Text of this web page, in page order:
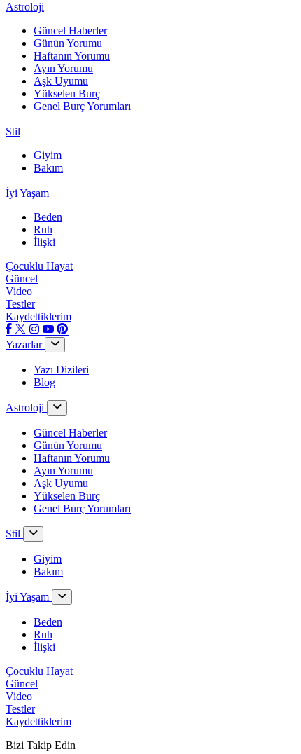
Astroloji
Güncel Haberler
Günün Yorumu
Haftanın Yorumu
Ayın Yorumu
Aşk Uyumu
Yükselen Burç
Genel Burç Yorumları
Stil
Giyim
Bakım
İyi Yaşam
Beden
Ruh
İlişki
Çocuklu Hayat
Güncel
Video
Testler
Kaydettiklerim
Yazarlar
Yazı Dizileri
Blog
Astroloji
Güncel Haberler
Günün Yorumu
Haftanın Yorumu
Ayın Yorumu
Aşk Uyumu
Yükselen Burç
Genel Burç Yorumları
Stil
Giyim
Bakım
İyi Yaşam
Beden
Ruh
İlişki
Çocuklu Hayat
Güncel
Video
Testler
Kaydettiklerim
Bizi Takip Edin